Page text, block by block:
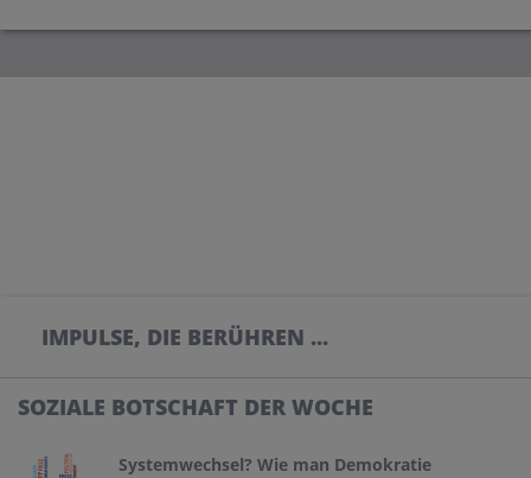
IMPULSE, DIE BERÜHREN ...
SOZIALE BOTSCHAFT DER WOCHE
Systemwechsel? Wie man Demokratie